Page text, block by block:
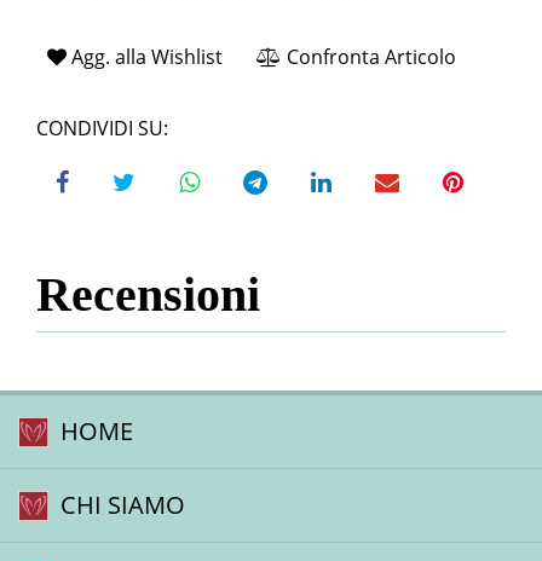
Agg. alla Wishlist Confronta Articolo
CONDIVIDI SU:
Recensioni
HOME
CHI SIAMO